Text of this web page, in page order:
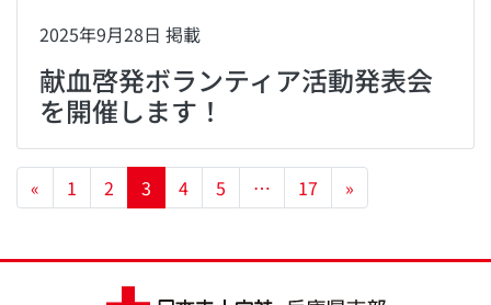
2025年9月28日 掲載
献血啓発ボランティア活動発表会
を開催します！
投稿ナビゲーション
« 1 2 3 4 5 … 17 »